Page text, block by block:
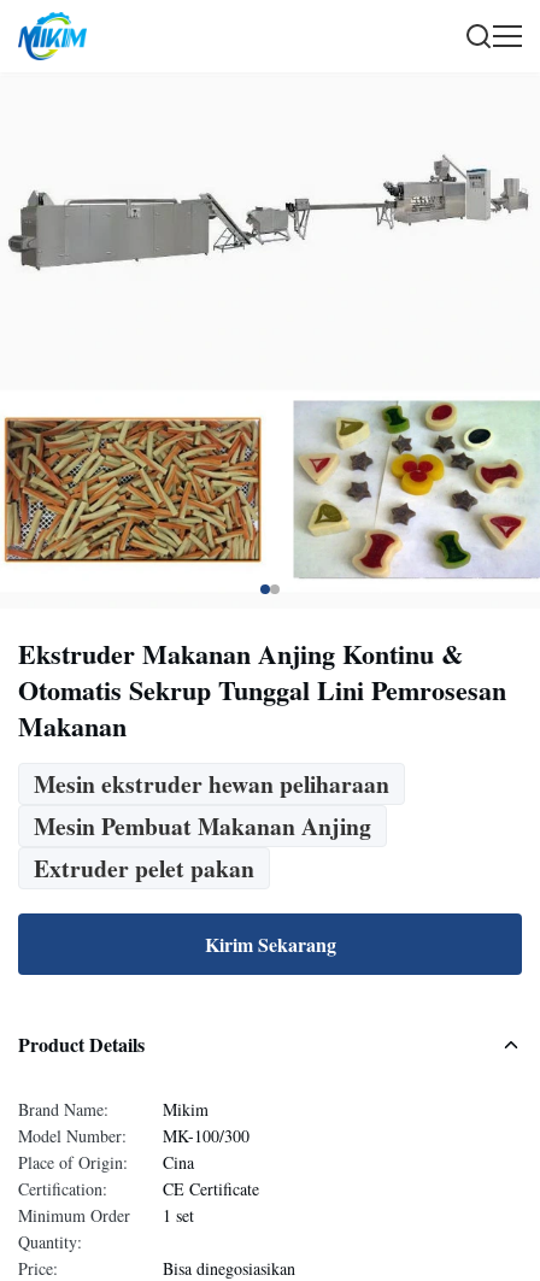
Ekstruder Makanan Anjing Kontinu &
Otomatis Sekrup Tunggal Lini Pemrosesan
Makanan
Mesin ekstruder hewan peliharaan
Mesin Pembuat Makanan Anjing
Extruder pelet pakan
Kirim Sekarang
Product Details
Brand Name:
Mikim
Model Number:
MK-100/300
Place of Origin:
Cina
Certification:
CE Certificate
Minimum Order
Quantity:
1 set
Price:
Bisa dinegosiasikan